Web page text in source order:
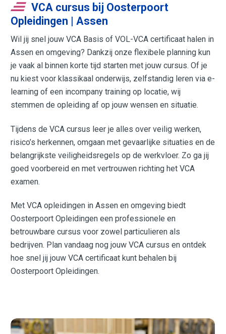
VCA cursus bij Oosterpoort
Opleidingen | Assen
Wil jij snel jouw VCA Basis of VOL-VCA certificaat halen in
Assen en omgeving? Dankzij onze flexibele planning kun
je vaak al binnen korte tijd starten met jouw cursus. Of je
nu kiest voor klassikaal onderwijs, zelfstandig leren via e-
learning of een incompany training op locatie, wij
stemmen de opleiding af op jouw wensen en situatie.
Tijdens de VCA cursus leer je alles over veilig werken,
risico’s herkennen, omgaan met gevaarlijke situaties en de
belangrijkste veiligheidsregels op de werkvloer. Zo ga jij
goed voorbereid en met vertrouwen richting het VCA
examen.
Met VCA opleidingen in Assen en omgeving biedt
Oosterpoort Opleidingen een professionele en
betrouwbare cursus voor zowel particulieren als
bedrijven. Plan vandaag nog jouw VCA cursus en ontdek
hoe snel jij jouw VCA certificaat kunt behalen bij
Oosterpoort Opleidingen.